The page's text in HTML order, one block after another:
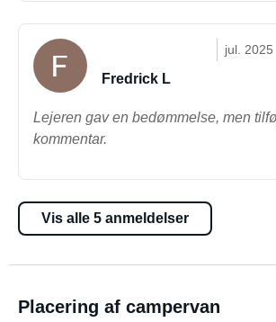
jul. 2025
Fredrick L
Lejeren gav en bedømmelse, men
kommentar.
Vis alle 5 anmeldelser
Placering af campervan